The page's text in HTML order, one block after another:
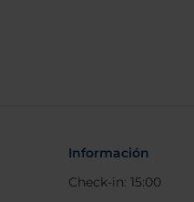
Información
Check-in: 15:00